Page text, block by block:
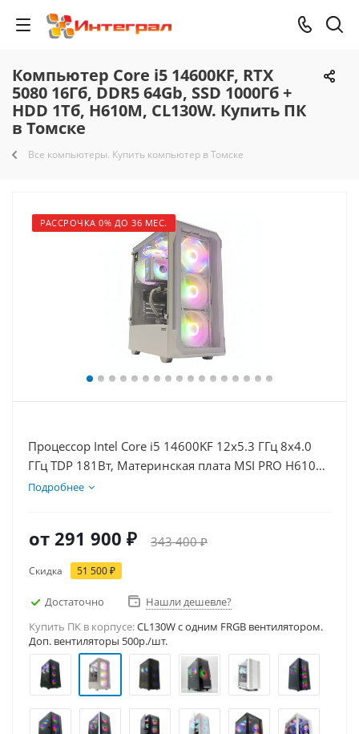
Компьютер Core i5 14600KF, RTX
5080 16Гб, DDR5 64Gb, SSD 1000Гб +
HDD 1Тб, H610M, CL130W. Купить ПК
в Томске
Все компьютеры. Купить компьютер в Томске
РАССРОЧКА 0% ДО 36 МЕС.
Процессор Intel Core i5 14600KF 12x5.3 ГГц 8x4.0
ГГц TDP 181Вт, Материнская плата MSI PRO H610M-
E D5, Видеокарта RTX 5080 16Гб, Память
Подробнее
от 291 900 ₽ 343 400 ₽
Скидка 51 500 ₽
Достаточно
Нашли дешевле?
Купить ПК в корпусе:CL130W c одним FRGB вентилятором.
Доп. вентиляторы 500р./шт.